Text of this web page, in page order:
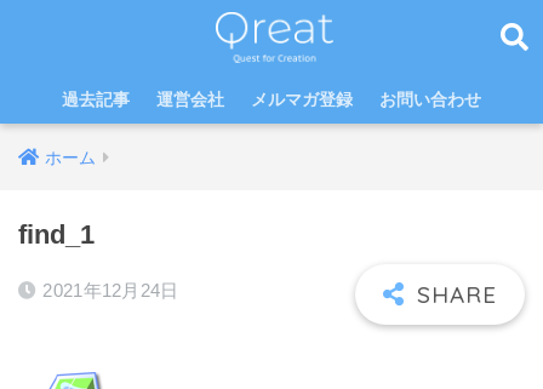
過去記事 運営会社 メルマガ登録 お問い合わせ
ホーム
find_1
2021年12月24日